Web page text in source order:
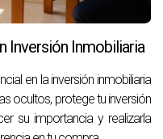
Inversión Inmobiliaria
en la inversión inmobiliaria
ocultos, protege tu inversión
su importancia y realizarla